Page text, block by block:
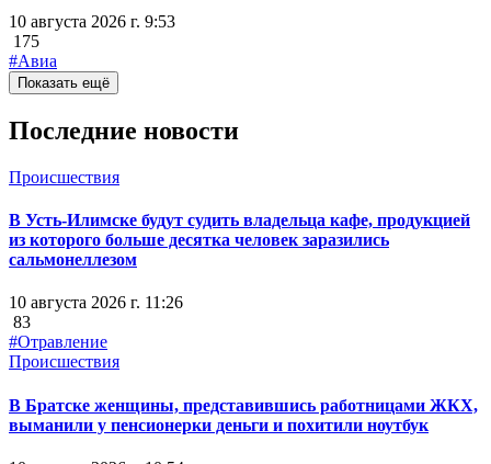
10 августа 2026 г. 9:53
175
#Авиа
Показать ещё
Последние новости
Происшествия
В Усть-Илимске будут судить владельца кафе, продукцией
из которого больше десятка человек заразились
сальмонеллезом
10 августа 2026 г. 11:26
83
#Отравление
Происшествия
В Братске женщины, представившись работницами ЖКХ,
выманили у пенсионерки деньги и похитили ноутбук